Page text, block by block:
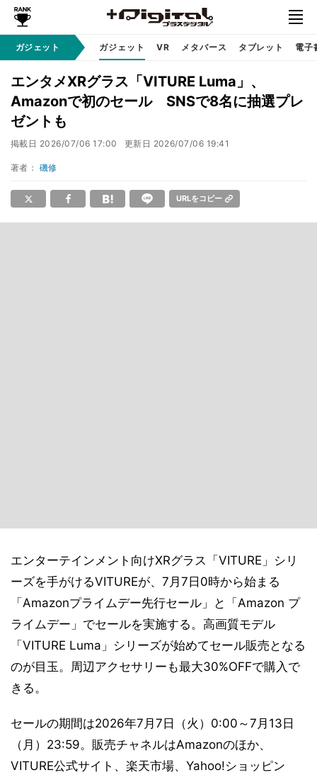
ガジェット ガジェット VR メタバース タブレット 電子
エンタメXRグラス「VITURE Luma」、
Amazonで初のセール SNSで8名に抽選プレ
ゼントも
掲載日 2026/07/06 17:00 更新日 2026/07/06 19:41
著者： 磯修
URLをコピー
エンターテインメント向けXRグラス「VITURE」シリ
ーズを手がけるVITUREが、7月7日0時から始まる
「Amazonプライムデー先行セール」と「Amazon プ
ライムデー」でセールを実施する。高画質モデル
「VITURE Luma」シリーズが始めてセール販売となる
のが目玉。周辺アクセサリーも最大30%OFFで購入で
きる。
セールの期間は2026年7月7日（火）0:00～7月13日
（月）23:59。販売チャネルはAmazonのほか、
VITURE公式サイト、楽天市場、Yahoo!ショッピン